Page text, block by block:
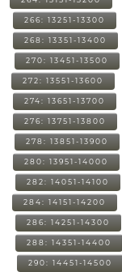
266: 13251-13300
268: 13351-13400
270: 13451-13500
272: 13551-13600
274: 13651-13700
276: 13751-13800
278: 13851-13900
280: 13951-14000
282: 14051-14100
284: 14151-14200
286: 14251-14300
288: 14351-14400
290: 14451-14500